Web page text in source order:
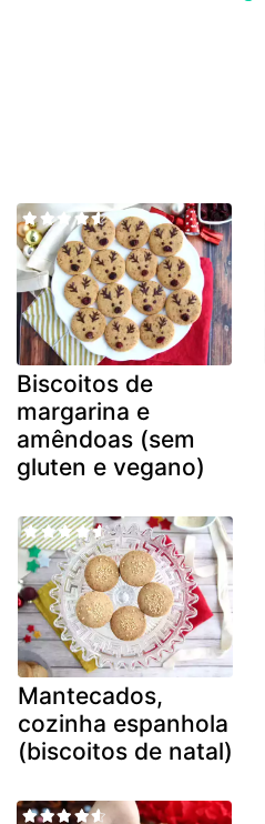
Biscoitos de
margarina e
amêndoas (sem
gluten e vegano)
Mantecados,
cozinha espanhola
(biscoitos de natal)